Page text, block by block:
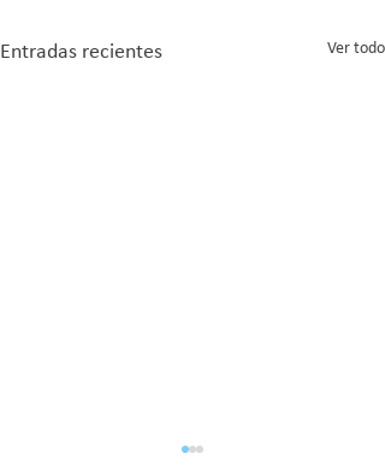
Entradas recientes Ver todo